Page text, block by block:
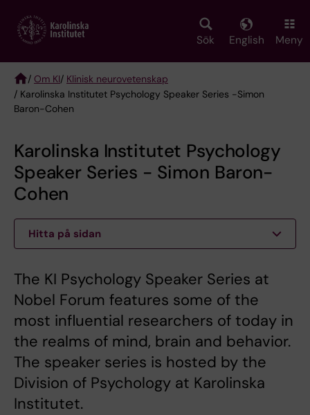
main
Sök English Meny
Breadcrumb
/ Om KI/ Klinisk neurovetenskap
/ Karolinska Institutet Psychology Speaker Series -Simon
Baron-Cohen
Karolinska Institutet Psychology
Speaker Series - Simon Baron-
Cohen
Hitta på sidan
The KI Psychology Speaker Series at
Nobel Forum features some of the
most influential researchers of today in
the realms of mind, brain and behavior.
The speaker series is hosted by the
Division of Psychology at Karolinska
Institutet.